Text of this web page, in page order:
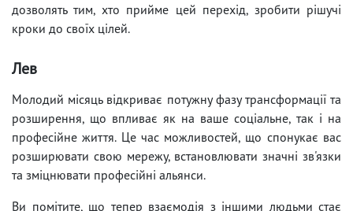
дозволять тим, хто прийме цей перехід, зробити рішучі
кроки до своїх цілей.
Лев
Молодий місяць відкриває потужну фазу трансформації та
розширення, що впливає як на ваше соціальне, так і на
професійне життя. Це час можливостей, що спонукає вас
розширювати свою мережу, встановлювати значні зв'язки
та зміцнювати професійні альянси.
Ви помітите, що тепер взаємодія з іншими людьми стає